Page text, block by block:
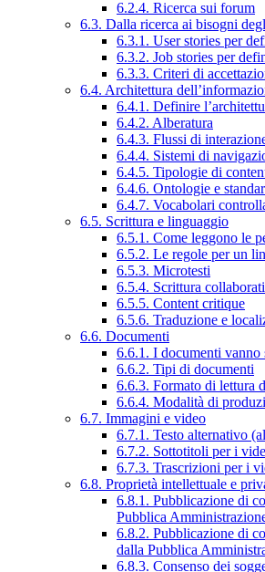
6.2.4. Ricerca sui forum
6.3. Dalla ricerca ai bisogni
6.3.1. User stories per
6.3.2. Job stories per
6.3.3. Criteri di
6.4. Architettura
6.4.1. Definire
6.4.2. Alberatura
6.4.3. Flussi di
6.4.4. Sistemi di
6.4.5. Tipologie di
6.4.6. Ontologie e
6.4.7. Vocabolari
6.5. Scrittura e linguaggio
6.5.1. Come leggono le
6.5.2. Le regole per un
6.5.3. Microtesti
6.5.4. Scrittura
6.5.5. Content critique
6.5.6. Traduzione e
6.6. Documenti
6.6.1. I documenti vanno
6.6.2. Tipi di documenti
6.6.3. Formato di lettura
6.6.4. Modalità di
6.7. Immagini e video
6.7.1. Testo alternativo
6.7.2. Sottotitoli per i
6.7.3. Trascrizioni per i
6.8. Proprietà intellettuale e
6.8.1. Pubblicazione di
Pubblica
6.8.2. Pubblicazione di
dalla Pubblica
6.8.3. Consenso dei